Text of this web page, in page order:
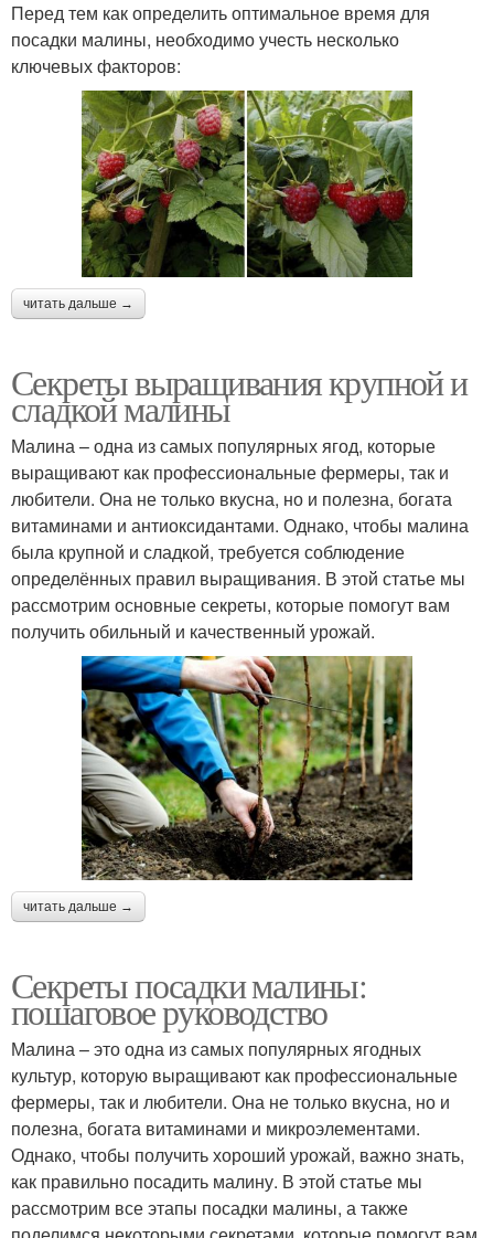
Перед тем как определить оптимальное время для
посадки малины, необходимо учесть несколько
ключевых факторов:
читать дальше →
Секреты выращивания крупной и
сладкой малины
Малина – одна из самых популярных ягод, которые
выращивают как профессиональные фермеры, так и
любители. Она не только вкусна, но и полезна, богата
витаминами и антиоксидантами. Однако, чтобы малина
была крупной и сладкой, требуется соблюдение
определённых правил выращивания. В этой статье мы
рассмотрим основные секреты, которые помогут вам
получить обильный и качественный урожай.
читать дальше →
Секреты посадки малины:
пошаговое руководство
Малина – это одна из самых популярных ягодных
культур, которую выращивают как профессиональные
фермеры, так и любители. Она не только вкусна, но и
полезна, богата витаминами и микроэлементами.
Однако, чтобы получить хороший урожай, важно знать,
как правильно посадить малину. В этой статье мы
рассмотрим все этапы посадки малины, а также